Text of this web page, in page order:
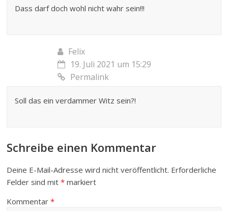
Dass darf doch wohl nicht wahr sein!!!
Felix
19. Juli 2021 um 15:29
Permalink
Soll das ein verdammer Witz sein?!
Schreibe einen Kommentar
Deine E-Mail-Adresse wird nicht veröffentlicht. Erforderliche
Felder sind mit* markiert
Kommentar*